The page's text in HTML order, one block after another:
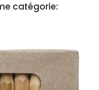
catégorie: